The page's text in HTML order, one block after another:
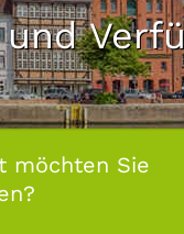
möchten Sie